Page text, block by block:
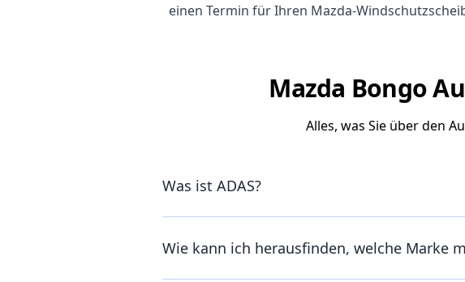
einen Termin für Ihren Mazda-
Mazda Bongo
Alles, was Sie über den
Was ist ADAS?
Wie kann ich herausfinden, welche Marke